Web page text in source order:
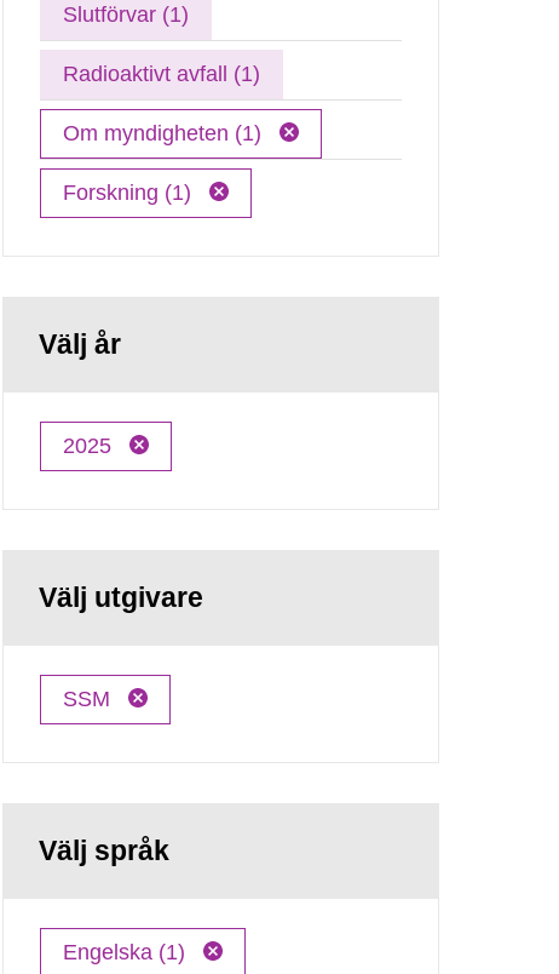
Slutförvar (1)
Radioaktivt avfall (1)
Om myndigheten (1)
Forskning (1)
Välj år
2025
Välj utgivare
SSM
Välj språk
Engelska (1)